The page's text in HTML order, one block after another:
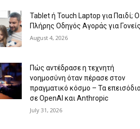
Tablet ή Touch Laptop για Παιδί; Ο
Πλήρης Οδηγός Αγοράς για Γονείς
August 4, 2026
Πώς αντέδρασε η τεχνητή
νοημοσύνη όταν πέρασε στον
πραγματικό κόσμο – Τα
σε OpenAI και Anthropic
July 31, 2026